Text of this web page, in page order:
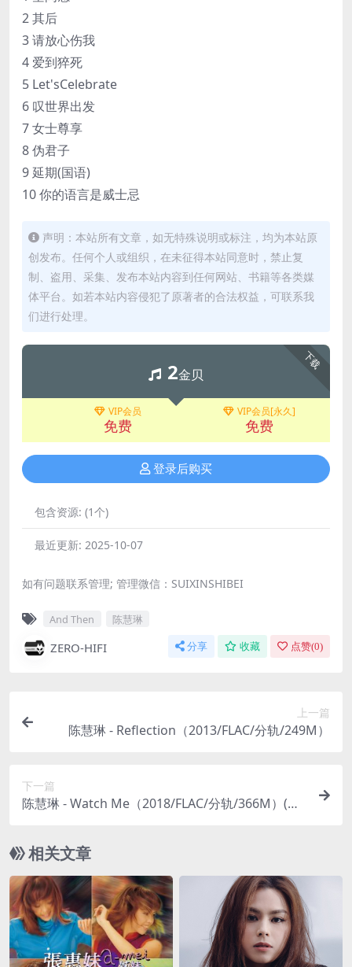
2 其后
3 请放心伤我
4 爱到猝死
5 Let'sCelebrate
6 叹世界出发
7 女士尊享
8 伪君子
9 延期(国语)
10 你的语言是威士忌
声明：本站所有文章，如无特殊说明或标注，均为本站原
创发布。任何个人或组织，在未征得本站同意时，禁止复
制、盗用、采集、发布本站内容到任何网站、书籍等各类媒
体平台。如若本站内容侵犯了原著者的合法权益，可联系我
们进行处理。
下载
2金贝
VIP会员
免费
VIP会员[永久]
免费
登录后购买
包含资源: (1个)
最近更新: 2025-10-07
如有问题联系管理; 管理微信：SUIXINSHIBEI
And Then 陈慧琳
ZERO-HIFI 分享 收藏 点赞(0)
上一篇
陈慧琳 - Reflection（2013/FLAC/分轨/249M）
下一篇
陈慧琳 - Watch Me（2018/FLAC/分轨/366M）(M
相关文章